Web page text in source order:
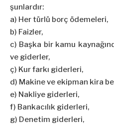
şunlardır:
a) Her türlü borç ödemeleri,
b) Faizler,
c) Başka bir kamu
ve giderler,
ç) Kur farkı giderleri,
d) Makine ve ekipman kira
e) Nakliye giderleri,
f) Bankacılık giderleri,
g) Denetim giderleri,